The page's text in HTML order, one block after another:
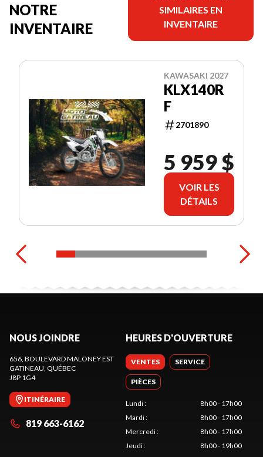
NOTRE
INVENTAIRE
SIMILAIRES EN
INVENTAIRE
KAWASAKI 2027
KLX140R
F
2701890
5 959 $
VOIR LES
DÉTAILS
NOUS JOINDRE
656, BOULEVARD MALONEY EST
GATINEAU , QUÉBEC
J8P 1G4
ITINÉRAIRE
819 663-6162
HEURES D'OUVERTURE
VENTES SERVICE
PIÈCES
Lundi:
8h00 - 17h00
Mardi:
8h00 - 17h00
Mercredi:
8h00 - 17h00
Jeudi:
8h00 - 19h00